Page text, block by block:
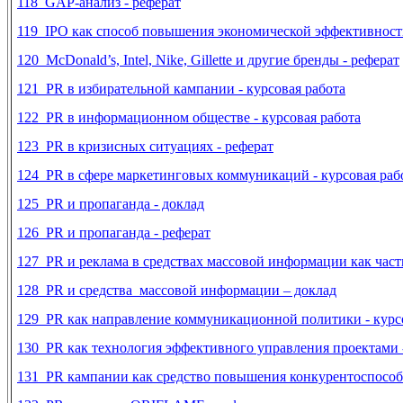
119 IPO как способ повышения экономической
120 McDonald’s, Intel, Nike, Gillette и другие бренды - реферат
121 PR в избирательной кампании - курсовая работа
122 PR в информационном обществе - курсовая работа
123 PR в кризисных ситуациях - реферат
124 PR в сфере маркетинговых коммуникаций - курсовая
125 PR и пропаганда - доклад
126 PR и пропаганда - реферат
127 PR и реклама в средствах массовой информации как
128 PR и средства массовой информации – доклад
129 PR как направление коммуникационной политики -
130 PR как технология эффективного управления проектами
131 PR кампании как средство повышения